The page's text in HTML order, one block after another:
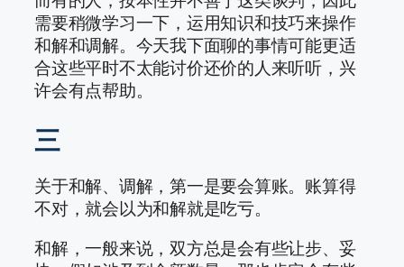
需要稍微学习一下，运用知识和技巧来操作
和解和调解。今天我下面聊的事情可能更适
合这些平时不太能讨价还价的人来听听，兴
许会有点帮助。
三
关于和解、调解，第一是要会算账。账算得
不对，就会以为和解就是吃亏。
和解，一般来说，双方总是会有些让步、妥